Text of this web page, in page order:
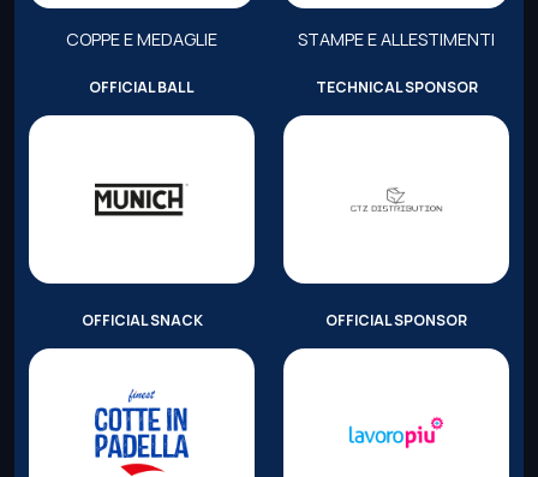
COPPE E MEDAGLIE STAMPE E ALLESTIMENTI
OFFICIAL BALL TECHNICAL SPONSOR
OFFICIAL SNACK OFFICIAL SPONSOR